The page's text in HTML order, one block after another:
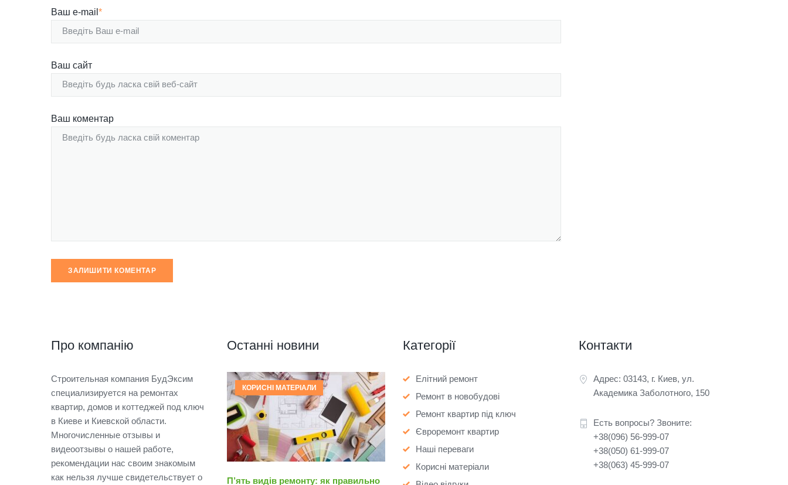
Ваш e-mail *
Ваш сайт
Ваш коментар
Про компанію
Строительная компания БудЭксим
специализируется на ремонтах
квартир, домов и коттеджей под ключ
в Киеве и Киевской области.
Многочисленные отзывы и
видеоотзывы о нашей работе,
рекомендации нас своим знакомым
как нельзя лучше свидетельствует о
Останні новини
КОРИСНІ МАТЕРІАЛИ
П’ять видів ремонту: як правильно
Категорії
Елітний ремонт
Ремонт в новобудові
Ремонт квартир під ключ
Євроремонт квартир
Наші переваги
Корисні матеріали
Контакти
Адрес: 03143, г. Киев, ул.
Академика Заболотного, 150
Есть вопросы? Звоните:
+38(096) 56-999-07
+38(050) 61-999-07
+38(063) 45-999-07